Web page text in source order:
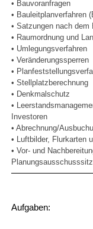
• Bauvoranfragen
• Bauleitplanverfahren
• Satzungen nach dem
• Raumordnung und
• Umlegungsverfahren
• Veränderungssperren
•
• Stellplatzberechnung
• Denkmalschutz
•
Investoren
• Abrechnung/
• Luftbilder, Flurkarten
• Vor- und
Aufgaben: